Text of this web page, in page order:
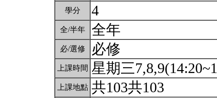
學分 4
全/半年 全年
必/選修 必修
上課時間 星期三
上課地點 共103共103